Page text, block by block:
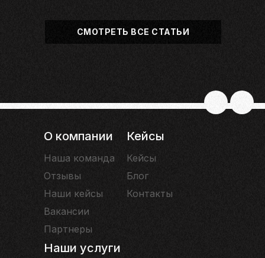
СМОТРЕТЬ ВСЕ СТАТЬИ
О компании
Наши услуги
Кейсы
Наша команда Кейсы
Отзывы Блог
Вакансии
Наши кейсы
Партнеры
Контакты